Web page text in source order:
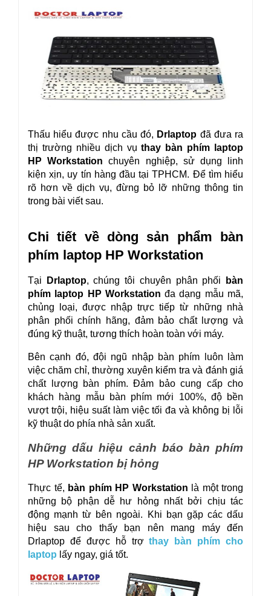
Thấu hiểu được nhu cầu đó, Drlaptop đã đưa ra
thị trường nhiều dịch vụ thay bàn phím laptop
HP Workstation chuyên nghiệp, sử dụng linh
kiện xịn, uy tín hàng đầu tại TPHCM. Để tìm hiểu
rõ hơn về dịch vụ, đừng bỏ lỡ những thông tin
trong bài viết sau.
Chi tiết về dòng sản phẩm bàn
phím laptop HP Workstation
Tại Drlaptop, chúng tôi chuyên phân phối
bàn
phím laptop HP Workstation đa dạng mẫu mã,
chủng loại, được nhập trực tiếp từ những nhà
phân phối chính hãng, đảm bảo chất lượng và
đúng kỹ thuật, tương thích hoàn toàn với máy.
Bên cạnh đó, đội ngũ nhập bàn phím luôn làm
việc chăm chỉ, thường xuyên kiểm tra và đánh giá
chất lượng bàn phím. Đảm bảo cung cấp cho
khách hàng mẫu bàn phím mới 100%, độ bền
vượt trội, hiệu suất làm việc tối đa và không bị lỗi
kỹ thuật do phía nhà sản xuất.
Những dấu hiệu cảnh báo bàn phím
HP Workstation bị hỏng
Thực tế, bàn phím HP Workstation là một trong
những bộ phận dễ hư hỏng nhất bởi chịu tác
động mạnh từ bên ngoài. Khi bạn gặp các dấu
hiệu sau cho thấy bạn nên mang máy đến
Drlaptop để được hỗ trợ thay bàn phím cho
laptop lấy ngay, giá tốt.